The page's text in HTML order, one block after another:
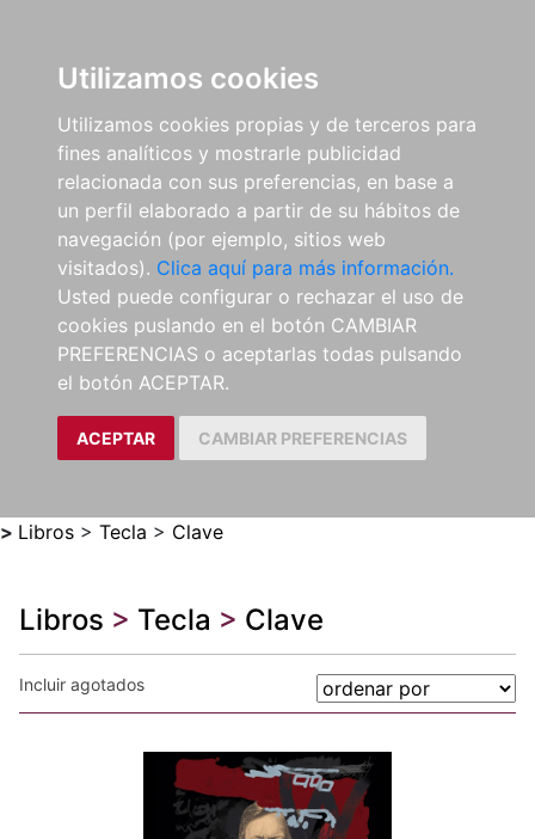
Utilizamos cookies
Utilizamos cookies propias y de terceros para
fines analíticos y mostrarle publicidad
relacionada con sus preferencias, en base a
un perfil elaborado a partir de su hábitos de
navegación (por ejemplo, sitios web
visitados). Clica aquí para más información.
Usted puede configurar o rechazar el uso de
cookies puslando en el botón CAMBIAR
PREFERENCIAS o aceptarlas todas pulsando
el botón ACEPTAR.
ACEPTAR CAMBIAR PREFERENCIAS
> Libros > Tecla > Clave
Libros > Tecla > Clave
Incluir agotados